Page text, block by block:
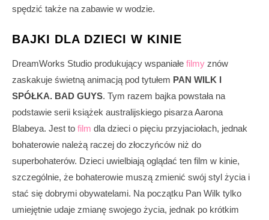
spędzić także na zabawie w wodzie.
BAJKI DLA DZIECI W KINIE
DreamWorks Studio produkujący wspaniałe filmy znów
zaskakuje świetną animacją pod tytułem PAN WILK I
SPÓŁKA. BAD GUYS. Tym razem bajka powstała na
podstawie serii książek australijskiego pisarza Aarona
Blabeya. Jest to film dla dzieci o pięciu przyjaciołach, jednak
bohaterowie należą raczej do złoczyńców niż do
superbohaterów. Dzieci uwielbiają oglądać ten film w kinie,
szczególnie, że bohaterowie muszą zmienić swój styl życia i
stać się dobrymi obywatelami. Na początku Pan Wilk tylko
umiejętnie udaje zmianę swojego życia, jednak po krótkim